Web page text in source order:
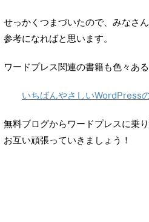
せっかくつまづいたので、みなさ
参考になればと思います。
ワードプレス関連の書籍も色々ある
いちばんやさしいWordPress
無料ブログからワードプレスに乗
お互い頑張っていきましょう！